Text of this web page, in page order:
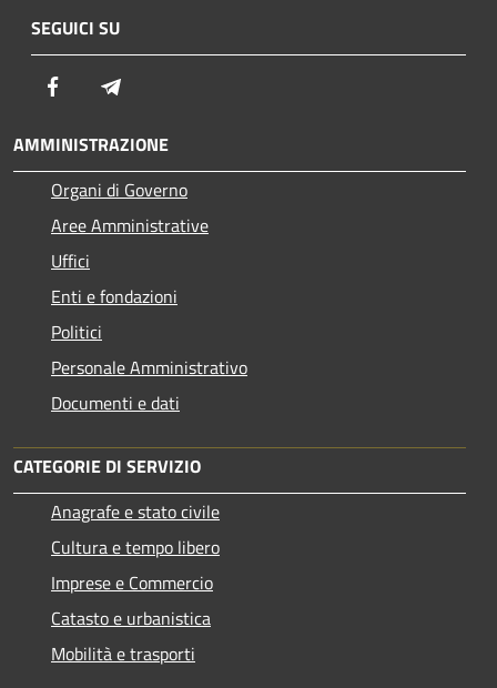
SEGUICI SU
Facebook
AMMINISTRAZIONE
Organi di Governo
Aree Amministrative
Uffici
Enti e fondazioni
Politici
Personale Amministrativo
Documenti e dati
CATEGORIE DI SERVIZIO
Anagrafe e stato civile
Cultura e tempo libero
Imprese e Commercio
Catasto e urbanistica
Mobilità e trasporti